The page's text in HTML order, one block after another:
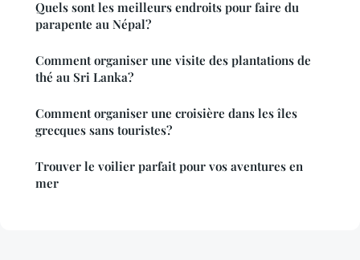
Quels sont les meilleurs endroits pour faire du
parapente au Népal?
Comment organiser une visite des plantations de
thé au Sri Lanka?
Comment organiser une croisière dans les îles
grecques sans touristes?
Trouver le voilier parfait pour vos aventures en
mer